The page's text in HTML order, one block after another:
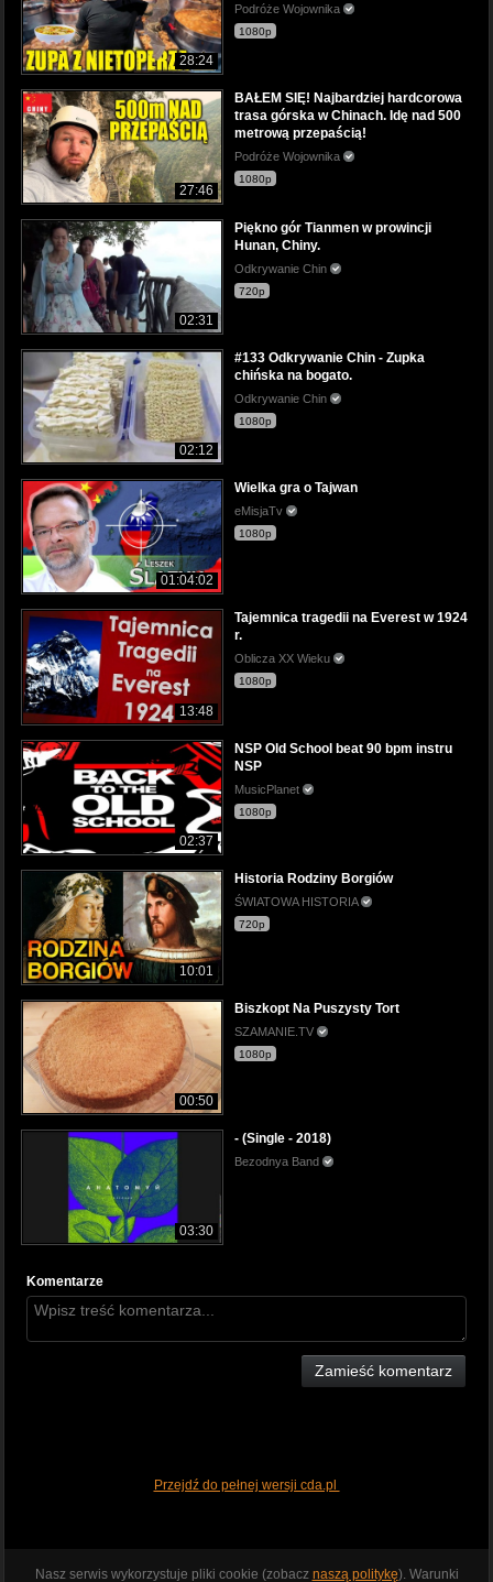
28:24
Podróże Wojownika
1080p
27:46
BAŁEM SIĘ! Najbardziej hardcorowa
trasa górska w Chinach. Idę nad 500
metrową przepaścią!
Podróże Wojownika
1080p
02:31
Piękno gór Tianmen w prowincji
Hunan, Chiny.
Odkrywanie Chin
720p
02:12
#133 Odkrywanie Chin - Zupka
chińska na bogato.
Odkrywanie Chin
1080p
01:04:02
Wielka gra o Tajwan
eMisjaTv
1080p
13:48
Tajemnica tragedii na Everest w 1924
r.
Oblicza XX Wieku
1080p
02:37
NSP Old School beat 90 bpm instru
NSP
MusicPlanet
1080p
10:01
Historia Rodziny Borgiów
ŚWIATOWA HISTORIA
720p
00:50
Biszkopt Na Puszysty Tort
SZAMANIE.TV
1080p
03:30
- (Single - 2018)
Bezodnya Band
Komentarze
Zamieść komentarz
Przejdź do pełnej wersji cda.pl
Nasz serwis wykorzystuje pliki cookie (zobacz naszą politykę). Warunki